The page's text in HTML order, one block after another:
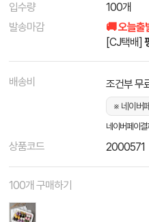
입수량
100개
발송마감
🚚 오늘출
[CJ택배]
배송비 조건부 무
※ 네이버
네이버페이
상품코드 2000571
100개 구매하기